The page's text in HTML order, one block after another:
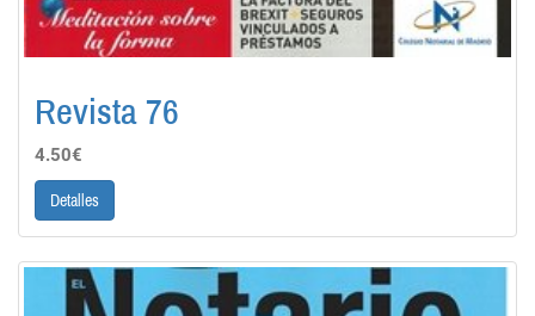
Revista 76
4.50€
Detalles